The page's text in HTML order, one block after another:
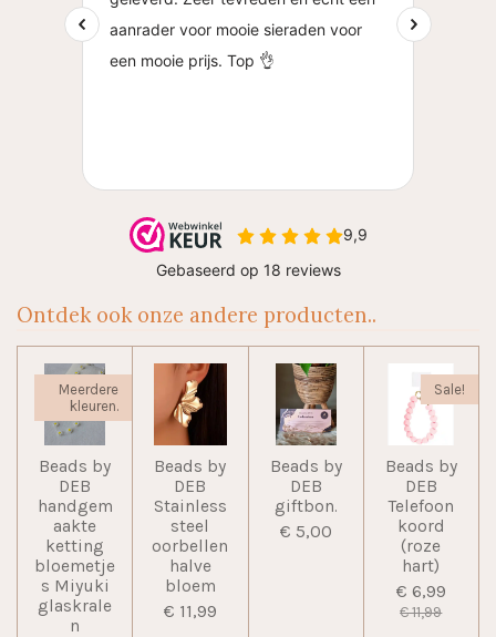
Ontdek ook onze andere producten..
Meerdere
kleuren.
Beads by
DEB
handgem
aakte
ketting
bloemetje
s Miyuki
glaskrale
n
Beads by
DEB
Stainless
steel
oorbellen
halve
bloem
€ 11,99
Beads by
DEB
giftbon.
€ 5,00
Sale!
Beads by
DEB
Telefoon
koord
(roze
hart)
€ 6,99
€ 11,99